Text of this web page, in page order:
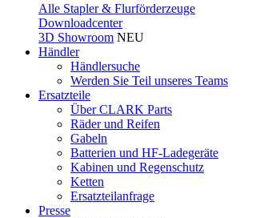
Alle Stapler & Flurförderzeuge
Downloadcenter
3D Showroom NEU
Händler
Händlersuche
Werden Sie Teil unseres Teams
Ersatzteile
Über CLARK Parts
Räder und Reifen
Gabeln
Batterien und HF-Ladegeräte
Kabinen und Regenschutz
Ketten
Ersatzteilanfrage
Presse